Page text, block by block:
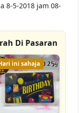
8-5-2018 jam 08-
Di Pasaran
ini sahaja